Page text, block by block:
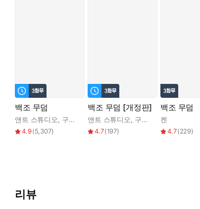
백조 무덤
앤트 스튜디오, 구물
4.9(5,307)
백조 무덤 [개정판]
앤트 스튜디오, 구물
4.7(197)
백조 무덤
켄
4.7(229)
리뷰